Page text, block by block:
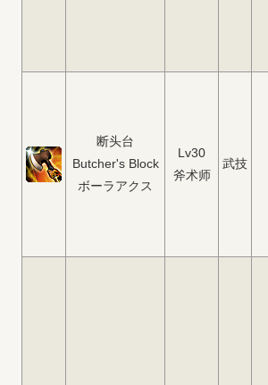
断头台
Butcher's Block
ボーラアクス
Lv30
斧术师
武技